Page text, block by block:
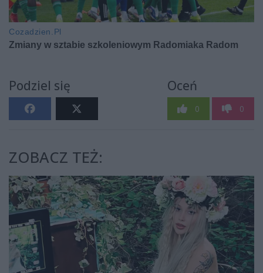
Podziel się Oceń
0 0
ZOBACZ TEŻ: